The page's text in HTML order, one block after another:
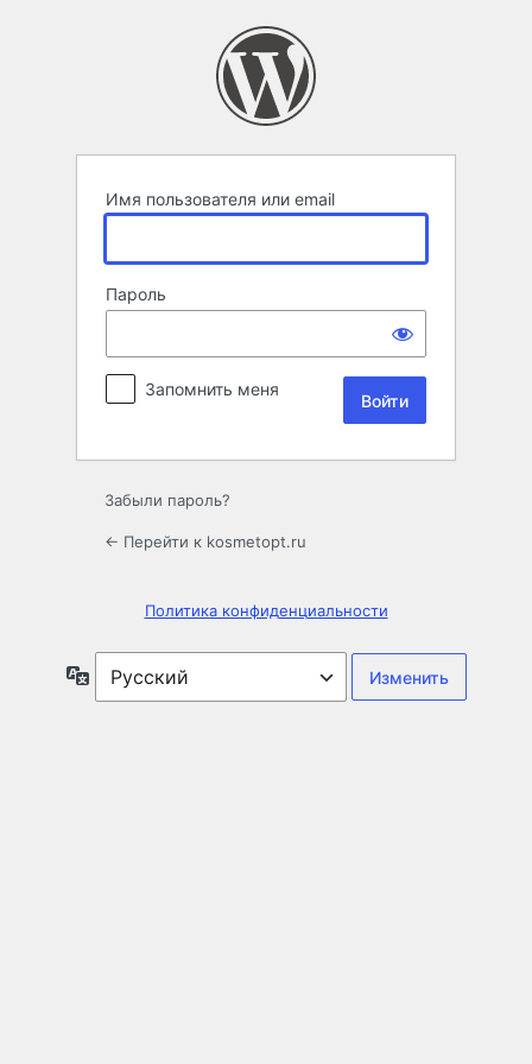
Имя пользователя или email
Пароль
Запомнить меня
Забыли пароль?
← Перейти к kosmetopt.ru
Политика конфиденциальности
Язык